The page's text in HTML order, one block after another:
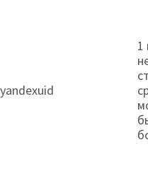
yandexuid
1